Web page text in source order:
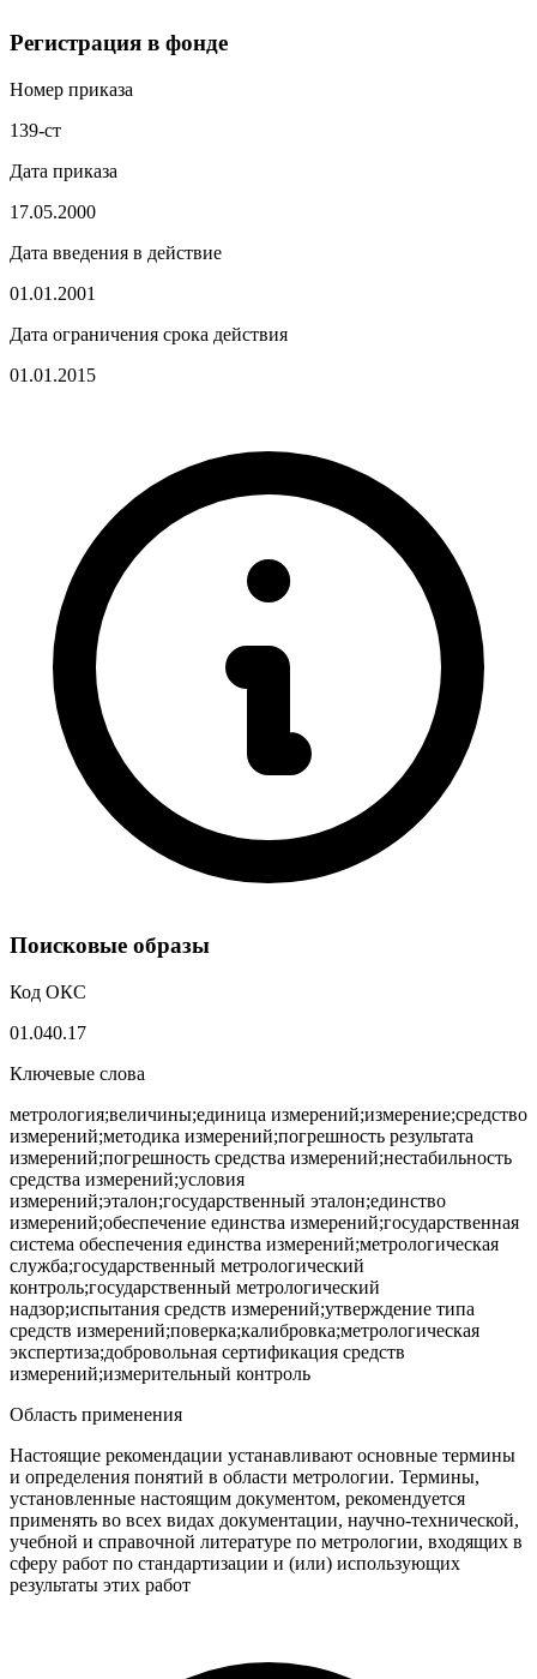
Регистрация в фонде
Номер приказа
139-ст
Дата приказа
17.05.2000
Дата введения в действие
01.01.2001
Дата ограничения срока действия
01.01.2015
Поисковые образы
Код ОКС
01.040.17
Ключевые слова
метрология;величины;единица измерений;измерение;средство
измерений;методика измерений;погрешность результата
измерений;погрешность средства измерений;нестабильность
средства измерений;условия
измерений;эталон;государственный эталон;единство
измерений;обеспечение единства измерений;государственная
система обеспечения единства измерений;метрологическая
служба;государственный метрологический
контроль;государственный метрологический
надзор;испытания средств измерений;утверждение типа
средств измерений;поверка;калибровка;метрологическая
экспертиза;добровольная сертификация средств
измерений;измерительный контроль
Область применения
Настоящие рекомендации устанавливают основные термины
и определения понятий в области метрологии. Термины,
установленные настоящим документом, рекомендуется
применять во всех видах документации, научно-технической,
учебной и справочной литературе по метрологии, входящих в
сферу работ по стандартизации и (или) использующих
результаты этих работ